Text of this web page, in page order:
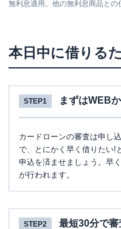
無利息適用。他の無利息商品との
本日中に借りる
STEP1 まずはWEB
カードローンの審査は申し
で、とにかく早く借りたい!
申込を済ませましょう。早
が行われます。
STEP2 最短30分で審